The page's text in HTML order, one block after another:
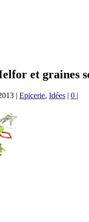
et graines
| Epicerie, Idées | 0 |